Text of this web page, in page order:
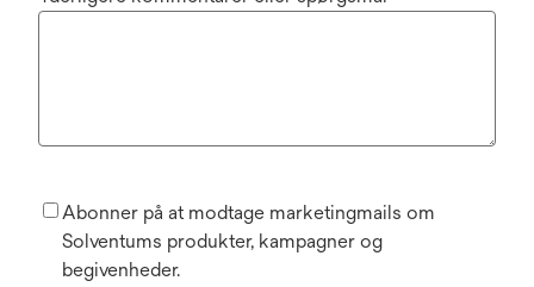
Abonner på at modtage marketingmails om
Solventums produkter, kampagner og
begivenheder.